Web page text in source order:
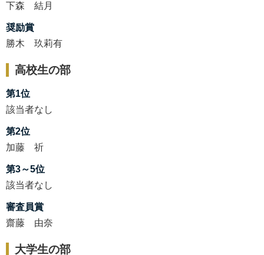
下森 結月
奨励賞
勝木 玖莉有
高校生の部
第1位
該当者なし
第2位
加藤 祈
第3～5位
該当者なし
審査員賞
齋藤 由奈
大学生の部